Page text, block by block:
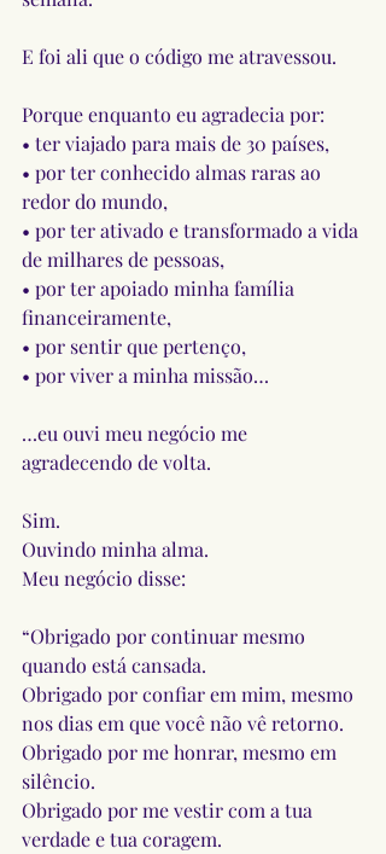
E foi ali que o código me atravessou.
Porque enquanto eu agradecia por:
• ter viajado para mais de 30 países,
• por ter conhecido almas raras ao
redor do mundo,
• por ter ativado e transformado a vida
de milhares de pessoas,
• por ter apoiado minha família
financeiramente,
• por sentir que pertenço,
• por viver a minha missão…
…eu ouvi meu negócio me
agradecendo de volta.
Sim.
Ouvindo minha alma.
Meu negócio disse:
“Obrigado por continuar mesmo
quando está cansada.
Obrigado por confiar em mim, mesmo
nos dias em que você não vê retorno.
Obrigado por me honrar, mesmo em
silêncio.
Obrigado por me vestir com a tua
verdade e tua coragem.